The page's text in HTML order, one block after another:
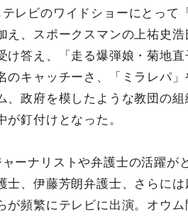
レビのワイドショーにとって
え、スポークスマンの上祐史
け答え、「走る爆弾娘・菊地直
のキャッチーさ、「ミラレパ
政府を模したような教団の組
釘付けとなった。
ーナリストや弁護士の活躍が
士、伊藤芳朗弁護士、さらに
頻繁にテレビに出演。オウム